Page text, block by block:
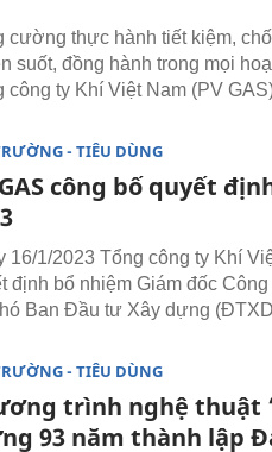
cường thực hành tiết kiệm,
suốt, đồng hành trong mọi
công ty Khí Việt Nam (PV
- TIÊU DÙNG
công bố quyết
16/1/2023 Tổng công ty Khí
định bổ nhiệm Giám đốc
Ban Đầu tư Xây dựng
- TIÊU DÙNG
trình nghệ thuật
93 năm thành lập